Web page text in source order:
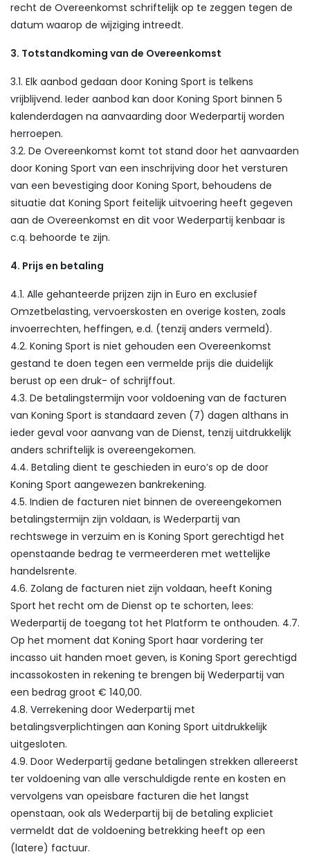
recht de Overeenkomst schriftelijk op te zeggen tegen de
datum waarop de wijziging intreedt.
3. Totstandkoming van de Overeenkomst
3.1. Elk aanbod gedaan door Koning Sport is telkens
vrijblijvend. Ieder aanbod kan door Koning Sport binnen 5
kalenderdagen na aanvaarding door Wederpartij worden
herroepen.
3.2. De Overeenkomst komt tot stand door het aanvaarden
door Koning Sport van een inschrijving door het versturen
van een bevestiging door Koning Sport, behoudens de
situatie dat Koning Sport feitelijk uitvoering heeft gegeven
aan de Overeenkomst en dit voor Wederpartij kenbaar is
c.q. behoorde te zijn.
4. Prijs en betaling
4.1. Alle gehanteerde prijzen zijn in Euro en exclusief
Omzetbelasting, vervoerskosten en overige kosten, zoals
invoerrechten, heffingen, e.d. (tenzij anders vermeld).
4.2. Koning Sport is niet gehouden een Overeenkomst
gestand te doen tegen een vermelde prijs die duidelijk
berust op een druk- of schrijffout.
4.3. De betalingstermijn voor voldoening van de facturen
van Koning Sport is standaard zeven (7) dagen althans in
ieder geval voor aanvang van de Dienst, tenzij uitdrukkelijk
anders schriftelijk is overeengekomen.
4.4. Betaling dient te geschieden in euro’s op de door
Koning Sport aangewezen bankrekening.
4.5. Indien de facturen niet binnen de overeengekomen
betalingstermijn zijn voldaan, is Wederpartij van
rechtswege in verzuim en is Koning Sport gerechtigd het
openstaande bedrag te vermeerderen met wettelijke
handelsrente.
4.6. Zolang de facturen niet zijn voldaan, heeft Koning
Sport het recht om de Dienst op te schorten, lees:
Wederpartij de toegang tot het Platform te onthouden. 4.7.
Op het moment dat Koning Sport haar vordering ter
incasso uit handen moet geven, is Koning Sport gerechtigd
incassokosten in rekening te brengen bij Wederpartij van
een bedrag groot € 140,00.
4.8. Verrekening door Wederpartij met
betalingsverplichtingen aan Koning Sport uitdrukkelijk
uitgesloten.
4.9. Door Wederpartij gedane betalingen strekken allereerst
ter voldoening van alle verschuldigde rente en kosten en
vervolgens van opeisbare facturen die het langst
openstaan, ook als Wederpartij bij de betaling expliciet
vermeldt dat de voldoening betrekking heeft op een
(latere) factuur.